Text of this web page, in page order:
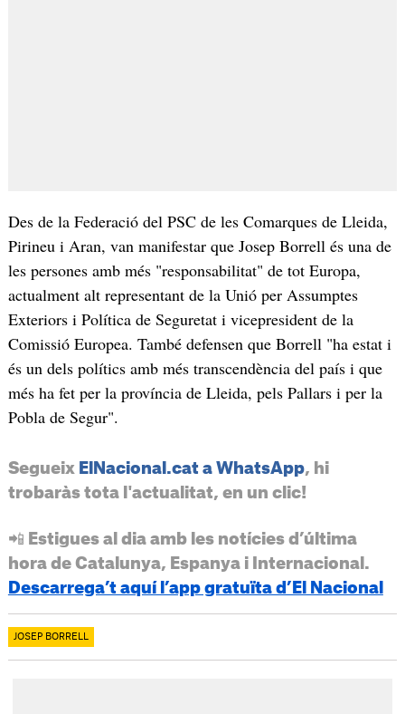
Des de la Federació del PSC de les Comarques de Lleida,
Pirineu i Aran, van manifestar que Josep Borrell és una de
les persones amb més "responsabilitat" de tot Europa,
actualment alt representant de la Unió per Assumptes
Exteriors i Política de Seguretat i vicepresident de la
Comissió Europea. També defensen que Borrell "ha estat i
és un dels polítics amb més transcendència del país i que
més ha fet per la província de Lleida, pels Pallars i per la
Pobla de Segur".
Segueix ElNacional.cat a WhatsApp, hi
trobaràs tota l'actualitat, en un clic!
📲 Estigues al dia amb les notícies d’última
hora de Catalunya, Espanya i Internacional.
Descarrega’t aquí l’app gratuïta d’El Nacional
JOSEP BORRELL